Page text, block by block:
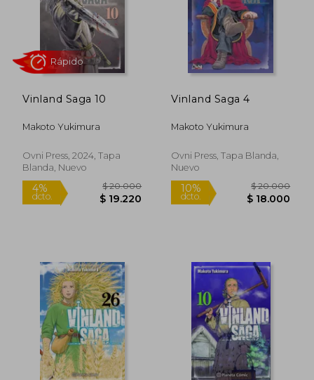
dcto. $ 13.500
Rápido
dcto. $
Rápido
Vinland Saga 10
Makoto Yukimura
Ovni Press, 2024, Tapa
Blanda, Nuevo
Rápido
Vinland Saga 4
Makoto Yukimura
Ovni Press, Tapa Blanda,
Nuevo